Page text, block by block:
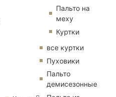
Пальто на
меху
Куртки
все куртки
Пуховики
Пальто
демисезонные